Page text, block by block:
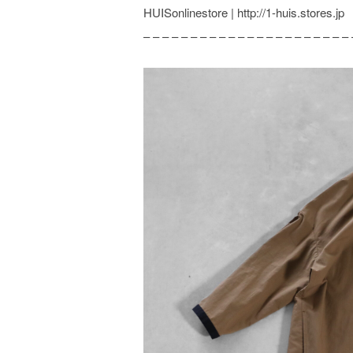
HUISonlinestore | http://1-huis.stores.jp
– – – – – – – – – – – – – – – – – – – – – –